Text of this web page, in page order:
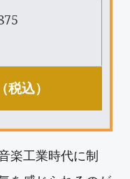
込）
楽工業時代に制